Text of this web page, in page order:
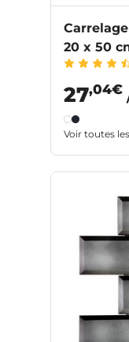
20 x 50
27,04€
Voir toutes